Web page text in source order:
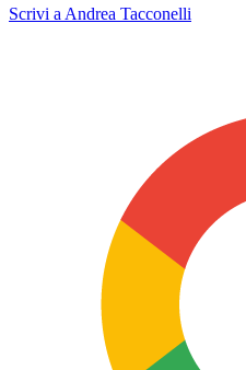
Scrivi a Andrea Tacconelli